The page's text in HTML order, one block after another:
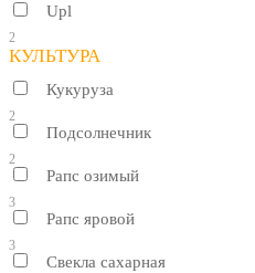
Upl
2
КУЛЬТУРА
Кукуруза
2
Подсолнечник
2
Рапс озимый
3
Рапс яровой
3
Свекла сахарная